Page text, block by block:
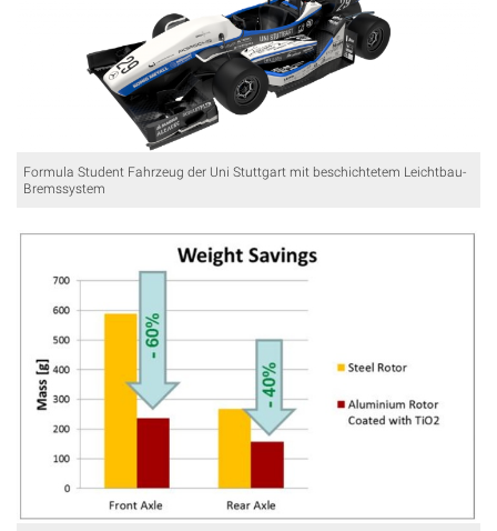
Formula Student Fahrzeug der Uni Stuttgart mit beschichtetem Leichtbau-
Bremssystem